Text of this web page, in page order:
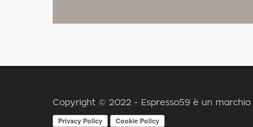
Copyright © 2022 - Espresso59 è un marchio